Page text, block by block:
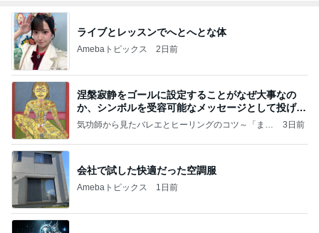
ライブとレッスンでへとへとな体
Amebaトピックス 2日前
涅槃寂静をゴールに設定することがなぜ大事なの
か、シンボルを受容可能なメッセージとして投げる
ことが
気功師から見たバレエとヒーリングのコツ～「まと
3日前
会社で試した快適だった空調服
Amebaトピックス 1日前